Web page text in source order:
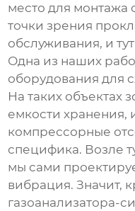
место для монтажа
точки зрения
обслуживания, и
Одна из наших
оборудования для
На таких объектах
емкости хранения,
компрессорные
специфика. Возле
мы сами
вибрация. Значит,
газоанализатора-